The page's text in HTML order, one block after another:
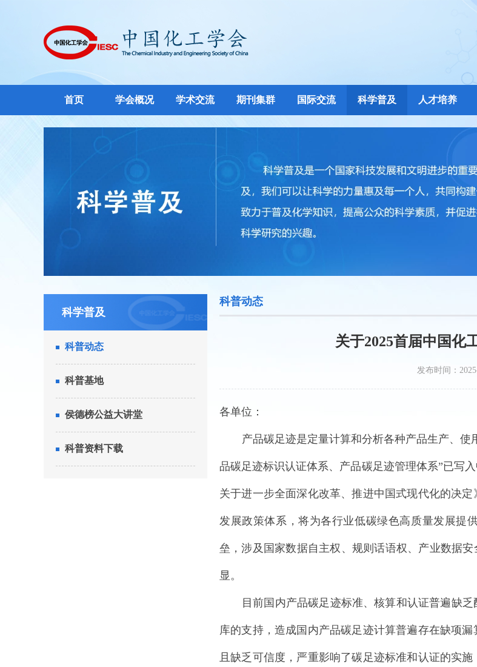
首页 学会概况 学术交流 期刊集群 国际交流 科学普及 人才培养
科学普及
科普动态
科普基地
侯德榜公益大讲堂
科普资料下载
科普动态
关于2025首届中国化
发布时间：
各单位：
产品碳足迹是定量计算和分析各种产品生产、
品碳足迹标识认证体系、产品碳足迹管理体系”已写
关于进一步全面深化改革、推进中国式现代化的决
发展政策体系，将为各行业低碳绿色高质量发展提
垒，涉及国家数据自主权、规则话语权、产业数据
显。
目前国内产品碳足迹标准、核算和认证普遍缺
库的支持，造成国内产品碳足迹计算普遍存在缺项
且缺乏可信度，严重影响了碳足迹标准和认证的实